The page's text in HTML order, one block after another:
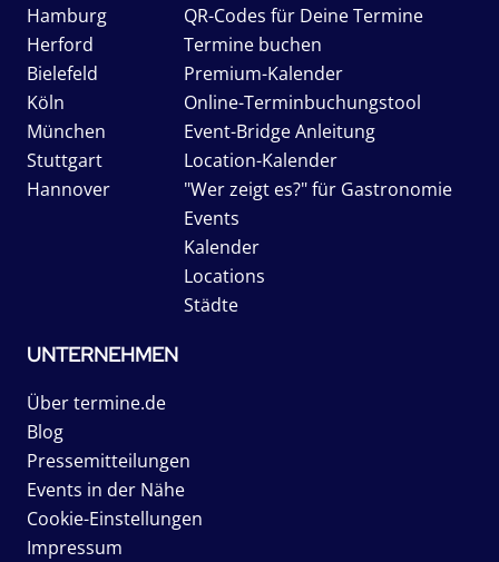
Hamburg
Herford
Bielefeld
Köln
München
Stuttgart
Hannover
QR-Codes für Deine Termine
Termine buchen
Premium-Kalender
Online-Terminbuchungstool
Event-Bridge Anleitung
Location-Kalender
"Wer zeigt es?" für Gastronomie
Events
Kalender
Locations
Städte
UNTERNEHMEN
Über termine.de
Blog
Pressemitteilungen
Events in der Nähe
Cookie-Einstellungen
Impressum